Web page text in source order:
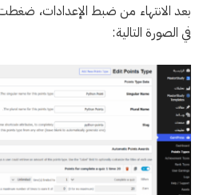
بعد الانتهاء من ضبط الإعدادات،
في الصورة التالية: